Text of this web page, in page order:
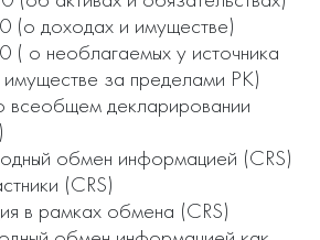
доходах и имуществе)
о необлагаемых у источника
имуществе за пределами РК)
декларировании
обмен информацией (CRS)
(CRS)
в рамках обмена (CRS)